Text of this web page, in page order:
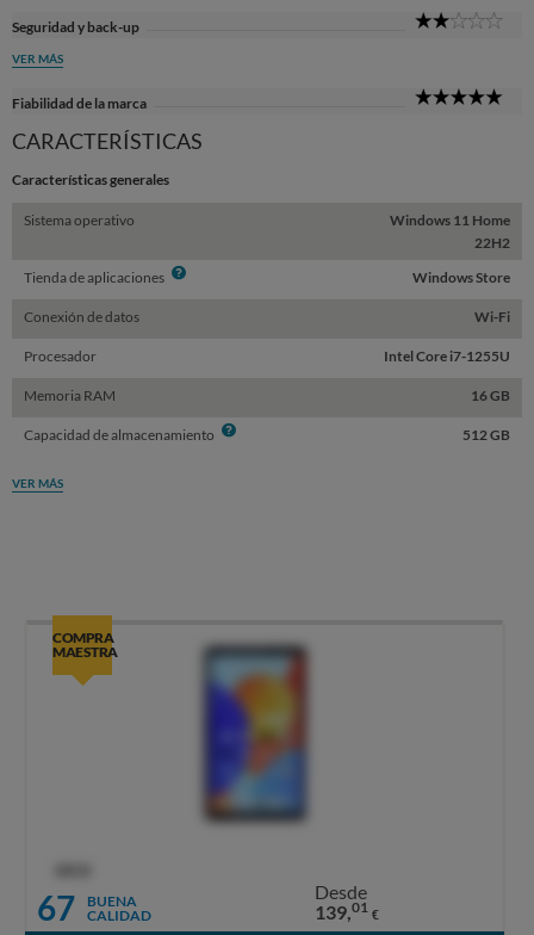
Seguridad y back-up
VER MÁS
Fiabilidad de la marca
CARACTERÍSTICAS
Características generales
Sistema operativo
Windows 11 Home
22H2
Tienda de aplicaciones Info Windows Store
Conexión de datos Wi-Fi
Procesador Intel Core i7-1255U
Memoria RAM 16 GB
Capacidad de almacenamiento Info 512 GB
VER MÁS
COMPRA
MAESTRA
67
BUENA
CALIDAD
Desde
139,01 €